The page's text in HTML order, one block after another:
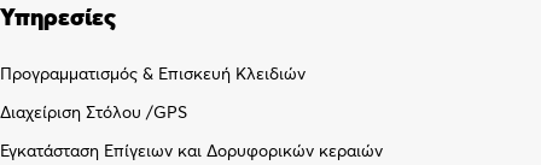
Υπηρεσίες
Προγραμματισμός & Επισκευή Κλειδιών
Διαχείριση Στόλου /GPS
Εγκατάσταση Επίγειων και Δορυφορικών κεραιών